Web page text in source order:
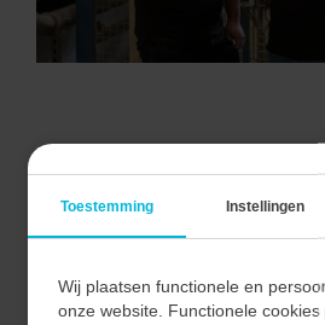
VAN ALLE MARKTEN
Bij Vecon Engineers begrijpen we
Toestemming Instellingen
Wij plaatsen functionele en
onze website. Functionele cookies